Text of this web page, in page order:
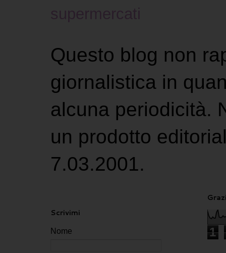
Questo blog non
giornalistica in
alcuna periodicità.
un prodotto
7.03.2001.
Scrivimi
Nome 1